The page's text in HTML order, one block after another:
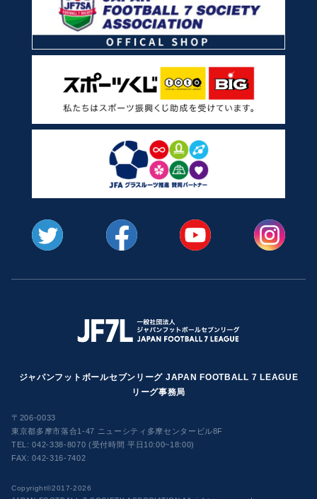
ジャパンフットボールセブンリーグ JAPAN FOOTBALL 7 LEAGUE
リーグ事務局
〒206-0033
東京都多摩市落合1-47 ニューシティ多摩センタービル8F
TEL:042-338-8070 (受付時間 平日10:00~18:00)
FAX: 042-316-7402
​Copyright©2017-2026